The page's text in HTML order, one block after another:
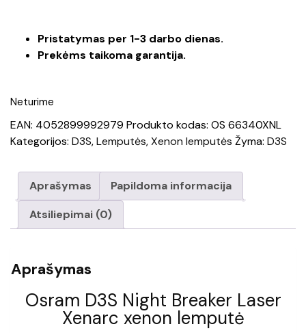
Pristatymas per 1-3 darbo dienas.
Prekėms taikoma garantija.
Neturime
EAN: 4052899992979 Produkto kodas: OS 66340XNL
Kategorijos: D3S,Lemputės,Xenon lemputės Žyma: D3S
Aprašymas
Papildoma informacija
Atsiliepimai (0)
Aprašymas
Osram D3S Night Breaker Laser
Xenarc xenon lemputė